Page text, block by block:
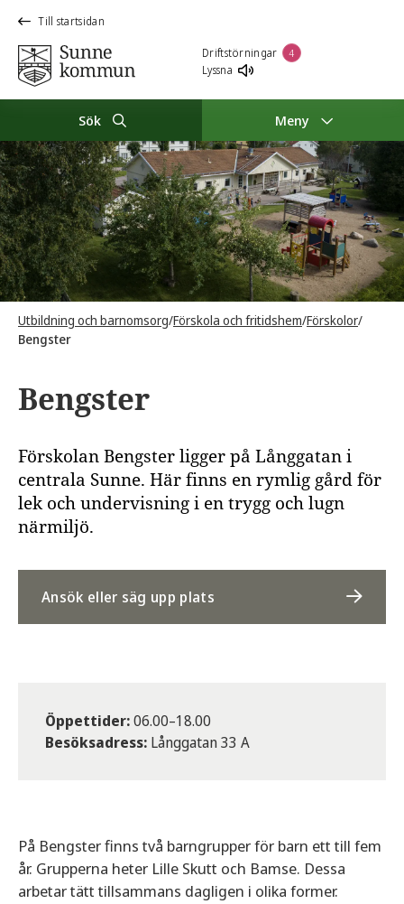
Till startsidan
Driftstörningar 4
Lyssna
Sök Meny
Utbildning och barnomsorg/Förskola och fritidshem/Förskolor/
Bengster
Bengster
Förskolan Bengster ligger på Långgatan i
centrala Sunne. Här finns en rymlig gård för
lek och undervisning i en trygg och lugn
närmiljö.
Ansök eller säg upp plats
Öppettider:06.00–18.00
Besöksadress: Långgatan 33 A
På Bengster finns två barngrupper för barn ett till fem
år. Grupperna heter Lille Skutt och Bamse. Dessa
arbetar tätt tillsammans dagligen i olika former.